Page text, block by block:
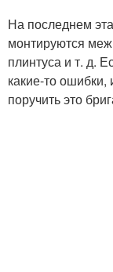
На последнем
монтируются
плинтуса и т. д.
какие-то ошибки,
поручить это